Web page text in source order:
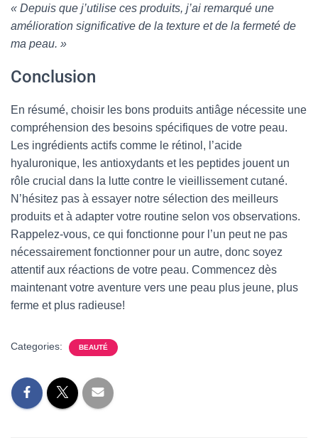
« Depuis que j’utilise ces produits, j’ai remarqué une
amélioration significative de la texture et de la fermeté de
ma peau. »
Conclusion
En résumé, choisir les bons produits antiâge nécessite une
compréhension des besoins spécifiques de votre peau.
Les ingrédients actifs comme le rétinol, l’acide
hyaluronique, les antioxydants et les peptides jouent un
rôle crucial dans la lutte contre le vieillissement cutané.
N’hésitez pas à essayer notre sélection des meilleurs
produits et à adapter votre routine selon vos observations.
Rappelez-vous, ce qui fonctionne pour l’un peut ne pas
nécessairement fonctionner pour un autre, donc soyez
attentif aux réactions de votre peau. Commencez dès
maintenant votre aventure vers une peau plus jeune, plus
ferme et plus radieuse!
Categories: BEAUTÉ